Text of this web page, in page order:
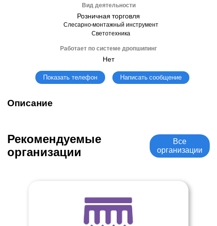
Вид деятельности
Розничная торговля
Слесарно-монтажный инструмент
Светотехника
Работает по системе дропшипинг
Нет
Показать телефон Написать сообщение
Описание
Рекомендуемые
организации
Все
организации